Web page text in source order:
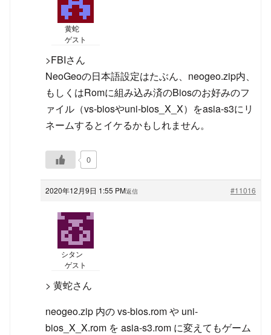
黄蛇
ゲスト
>FBIさん
NeoGeoの日本語設定はたぶん、neogeo.zip内、
もしくはRomに組み込み済のBiosのお好みのフ
ァイル（vs-biosやuni-bios_X_X）をasia-s3にリ
ネームするとイケるかもしれません。
0
2020年12月9日 1:55 PM #11016
返信
シタン
ゲスト
> 黄蛇さん
neogeo.zip 内の vs-bios.rom や uni-
bios_X_X.rom を asia-s3.rom に変えてもゲーム